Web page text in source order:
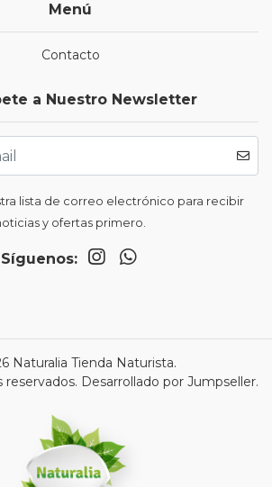
Menú
Contacto
a Nuestro Newsletter
lista de correo electrónico para recibir
y ofertas primero.
Síguenos:
Naturalia Tienda Naturista.
reservados. Desarrollado por Jumpseller.